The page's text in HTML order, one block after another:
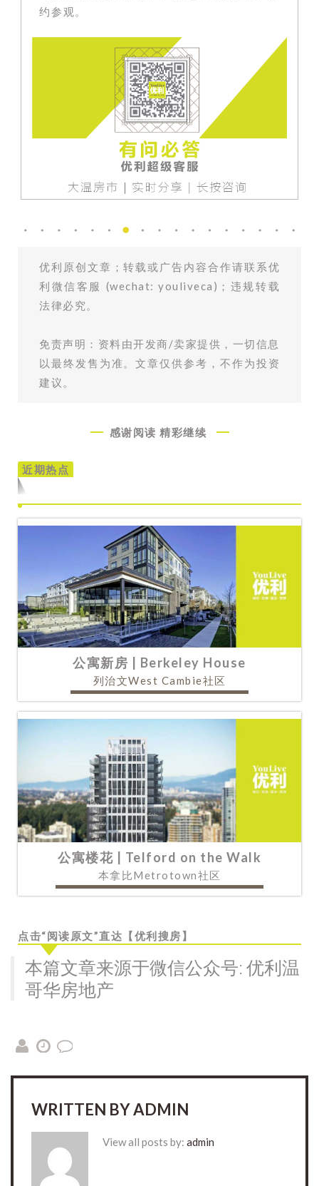
约参观。
优利原创文章；转载或广告内容合作请联系优
利微信客服 (wechat: youliveca)；违规转载
法律必究。
免责声明：资料由开发商/卖家提供，一切信息
以最终发售为准。文章仅供参考，不作为投资
建议。
感谢阅读 精彩继续
近期热点
公寓新房 | Berkeley House
列治文West Cambie社区
公寓楼花 | Telford on the Walk
本拿比Metrotown社区
点击“阅读原文”直达【优利搜房】
本篇文章来源于微信公众号: 优利温
哥华房地产
WRITTEN BYADMIN
View all posts by: admin